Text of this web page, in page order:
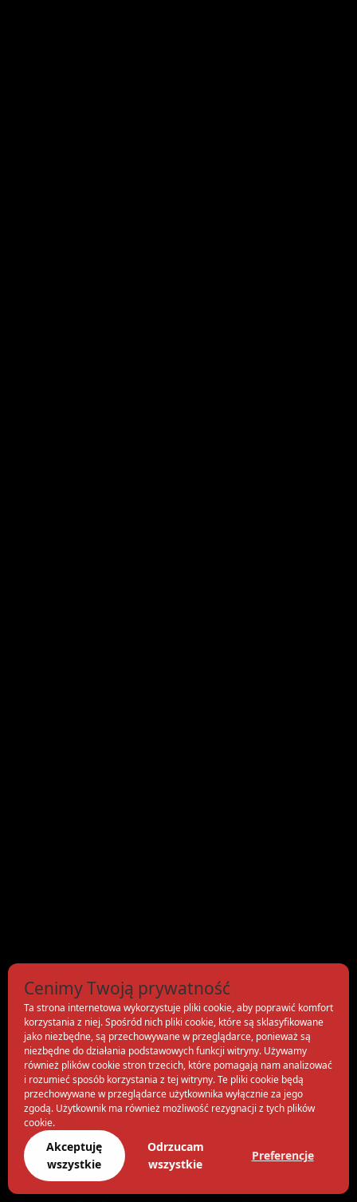
Cenimy Twoją prywatność
Ta strona internetowa wykorzystuje pliki cookie, aby poprawić komfort
korzystania z niej. Spośród nich pliki cookie, które są sklasyfikowane
jako niezbędne, są przechowywane w przeglądarce, ponieważ są
niezbędne do działania podstawowych funkcji witryny. Używamy
również plików cookie stron trzecich, które pomagają nam analizować
i rozumieć sposób korzystania z tej witryny. Te pliki cookie będą
przechowywane w przeglądarce użytkownika wyłącznie za jego
zgodą. Użytkownik ma również możliwość rezygnacji z tych plików
cookie.
Akceptuję
wszystkie
Odrzucam
wszystkie
Preferencje